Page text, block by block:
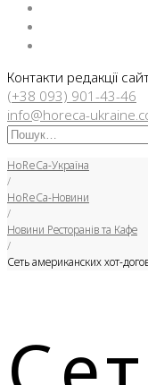
Контакти редакції
(+38 093) 901-43-46
info@horeca-
Искать:
HoReCa-Україна
/
HoReCa-Новини
/
Новини Ресторанів та Кафе
/
Сеть американских хот-